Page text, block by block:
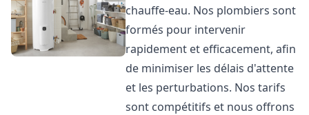
chauffe-eau. Nos plombiers sont
formés pour intervenir
rapidement et efficacement, afin
de minimiser les délais d'attente
et les perturbations. Nos tarifs
sont compétitifs et nous offrons